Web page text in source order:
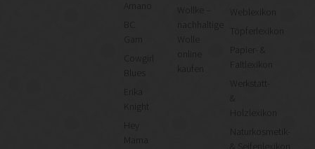
Cowgirl
Knight
Mama
Wollke –
nachhaltige
kaufen
Weblexikon
Töpferlexikon
Papier- &
Faltlexikon
Werkstatt-
&
Holzlexikon
Naturkosmetik-
& Seifenlexikon